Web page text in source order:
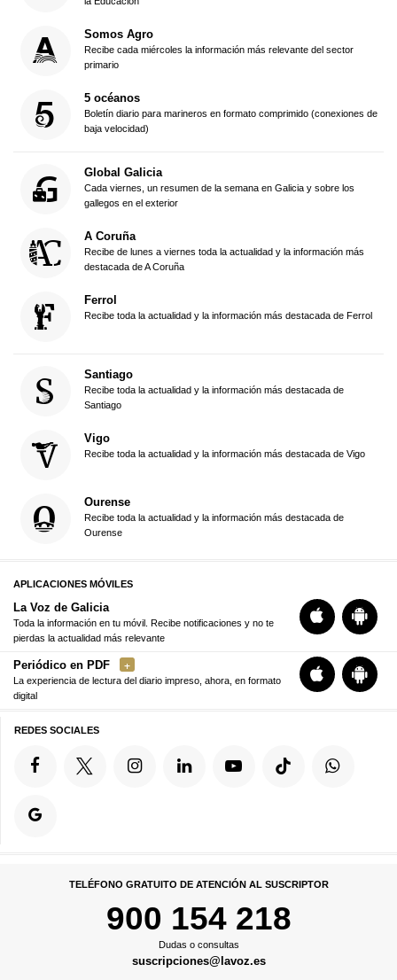
Somos Agro
Recibe cada miércoles la información más relevante del sector
primario
5 océanos
Boletín diario para marineros en formato comprimido (conexiones de
baja velocidad)
Global Galicia
Cada viernes, un resumen de la semana en Galicia y sobre los
gallegos en el exterior
A Coruña
Recibe de lunes a viernes toda la actualidad y la información más
destacada de A Coruña
Ferrol
Recibe toda la actualidad y la información más destacada de Ferrol
Santiago
Recibe toda la actualidad y la información más destacada de
Santiago
Vigo
Recibe toda la actualidad y la información más destacada de Vigo
Ourense
Recibe toda la actualidad y la información más destacada de
Ourense
APLICACIONES MÓVILES
La Voz de Galicia
Toda la información en tu móvil. Recibe notificaciones y no te
pierdas la actualidad más relevante
Periódico en PDF
La experiencia de lectura del diario impreso, ahora, en formato
digital
REDES SOCIALES
TELÉFONO GRATUITO DE ATENCIÓN AL SUSCRIPTOR
900 154 218
Dudas o consultas
suscripciones@lavoz.es